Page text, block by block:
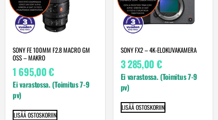
SONY FE 100MM F2.8 MACRO GM
OSS – MAKRO
1 695,00€
Ei varastossa. (Toimitus 7-9
pv)
LISÄÄ OSTOSKORIIN
SONY FX2 – 4K-ELOKUVAKAMERA
3 285,00 €
Ei varastossa. (Toimitus 7-9
pv)
LISÄÄ OSTOSKORIIN